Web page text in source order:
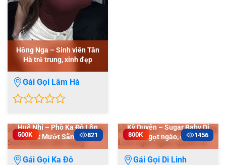
Hồng Nga – Sinh viên Tân
Hà trẻ trung, xinh đẹp
Gái Gọi Lâm Hà
out
of
821
Huệ Nhi – Phò Ka Đô Lồn
Sướt Mướt Sẵn Sàng
500K
Gái Gọi Ka Đô
1456
Kỳ Duyên – Sugar Baby Di
Linh ngọt ngào, quyến rũ
800K
Gái Gọi Di Linh